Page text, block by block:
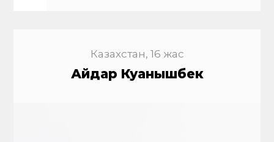
Казахстан, 16 жас
Айдар Куанышбек